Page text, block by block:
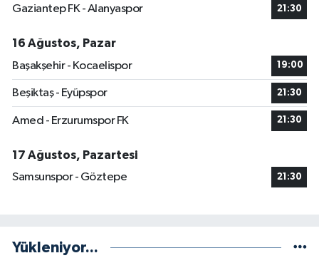
Gaziantep FK - Alanyaspor 21:30
16 Ağustos, Pazar
Başakşehir - Kocaelispor
19:00
Beşiktaş - Eyüpspor 21:30
Amed - Erzurumspor FK 21:30
17 Ağustos, Pazartesi
Samsunspor - Göztepe
21:30
Yükleniyor...